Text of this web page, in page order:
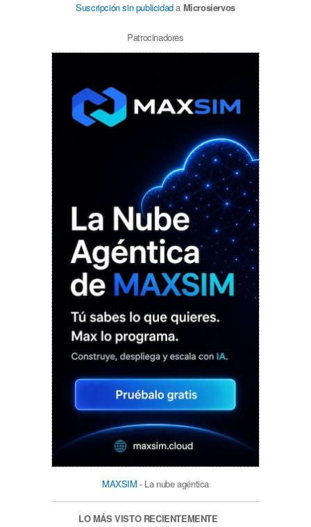
Suscripción sin publicidada Microsiervos
Patrocinadores
MAXSIM - La nube agéntica
LO MÁS VISTO RECIENTEMENTE